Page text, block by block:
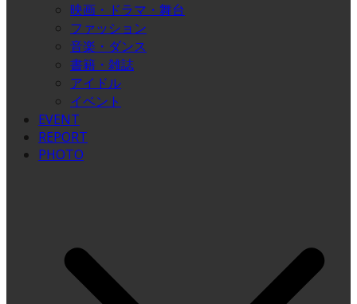
映画・ドラマ・舞台
ファッション
音楽・ダンス
書籍・雑誌
アイドル
イベント
EVENT
REPORT
PHOTO